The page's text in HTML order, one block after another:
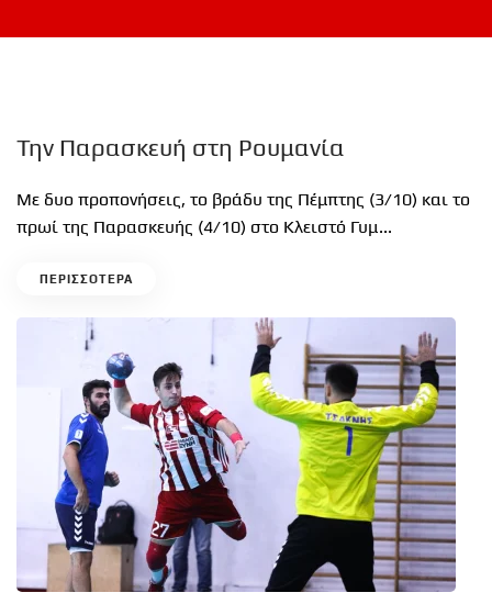
Την Παρασκευή στη Ρουμανία
Με δυο προπονήσεις, το βράδυ της Πέμπτης (3/10) και το
πρωί της Παρασκευής (4/10) στο Κλειστό Γυμ...
ΠΕΡΙΣΣΟΤΕΡΑ